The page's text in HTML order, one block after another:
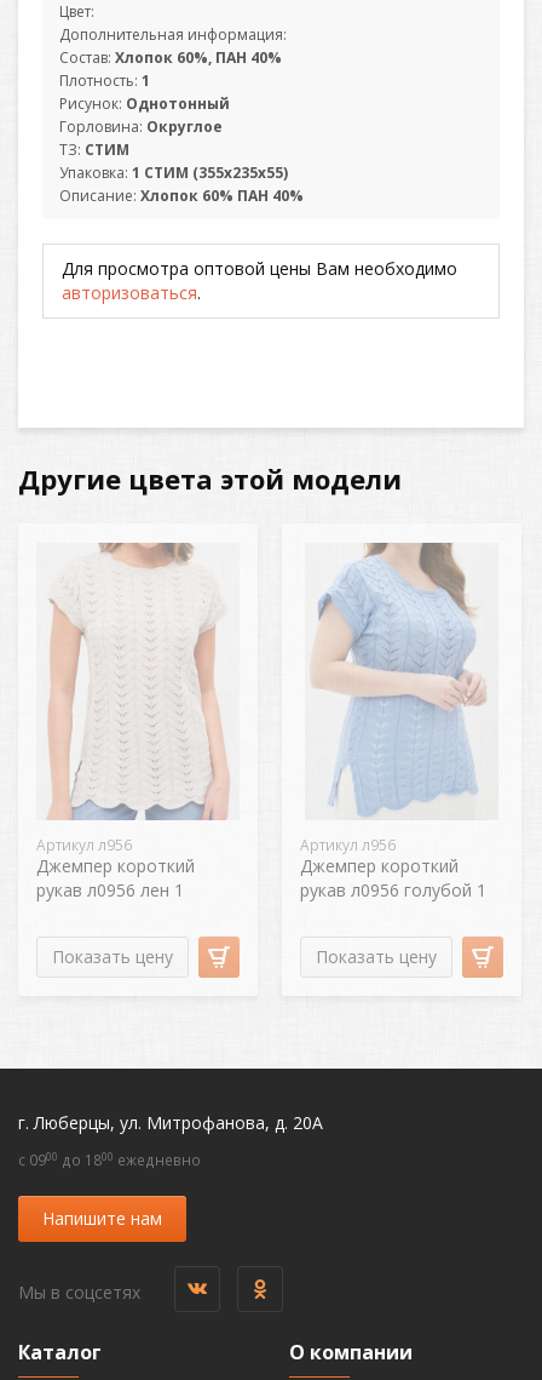
Цвет:
Дополнительная информация:
Состав: Хлопок 60%, ПАН 40%
Плотность: 1
Рисунок: Однотонный
Горловина: Округлое
ТЗ: СТИМ
Упаковка: 1 СТИМ (355х235х55)
Описание: Хлопок 60% ПАН 40%
Для просмотра оптовой цены Вам необходимо
авторизоваться.
Другие цвета этой модели
Артикул л956
Джемпер короткий
рукав л0956 лен 1
Показать цену
Артикул л956
Джемпер короткий
рукав л0956 голубой 1
Показать цену
г. Люберцы, ул. Митрофанова, д. 20А
c 0900 до 1800 ежедневно
Напишите нам
Мы в соцсетях
Каталог О компании